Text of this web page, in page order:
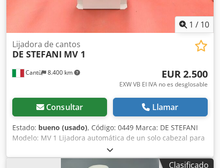
1 / 10
Cantù 8.400 km
Lijadora de cantos
DE STEFANI MV 1
EUR 2.500
EXW VB El IVA no es desglosable
Consultar Llamar
Estado: bueno (usado), Código: 0449 Marca: DE STEFANI
Modelo: MV 1 Lijadora automática de un solo cabezal para
cantos y perfiles de madera, madera maciza, madera
chapada y otros materiales. Lijadora para perfiles y rebajes
Clasificado